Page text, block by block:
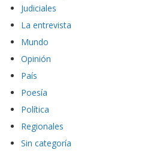
Judiciales
La entrevista
Mundo
Opinión
País
Poesía
Política
Regionales
Sin categoría